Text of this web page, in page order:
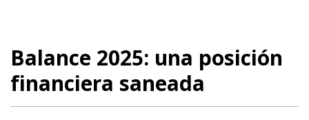
Balance 2025: una posición
financiera saneada